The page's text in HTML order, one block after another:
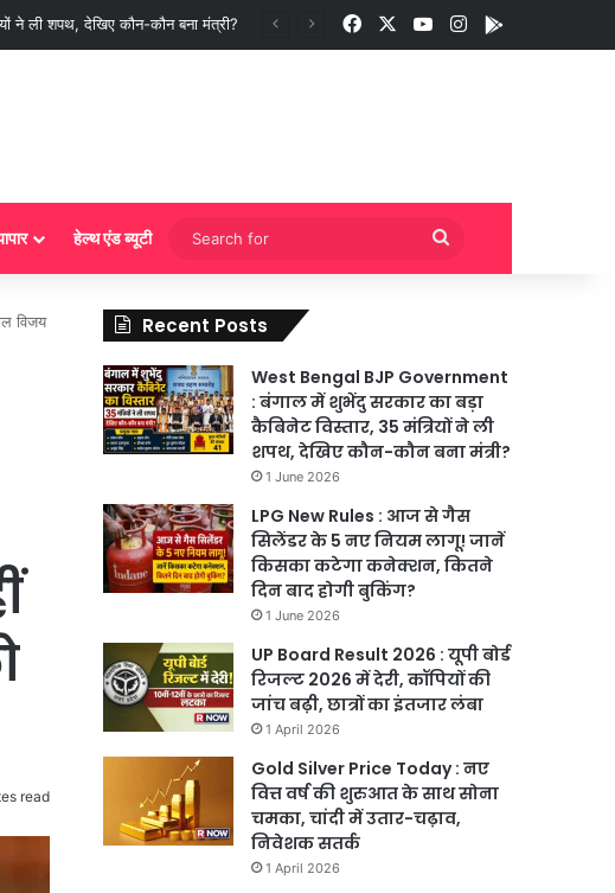
बाद होगी बुकिंग? FacebookYouTubeInstagram
हेल्थ एंड ब्यूटी
Search
for
विजय
read
Recent Posts
West Bengal BJP Government
: बंगाल में शुभेंदु सरकार का बड़ा
कैबिनेट विस्तार, 35 मंत्रियों ने ली
शपथ, देखिए कौन-कौन बना मंत्री?
1 June 2026
LPG New Rules : आज से गैस
सिलेंडर के 5 नए नियम लागू! जानें
किसका कटेगा कनेक्शन, कितने
दिन बाद होगी बुकिंग?
1 June 2026
UP Board Result 2026 : यूपी बोर्ड
रिजल्ट 2026 में देरी, कॉपियों की
जांच बढ़ी, छात्रों का इंतजार लंबा
1 April 2026
Gold Silver Price Today : नए
वित्त वर्ष की शुरुआत के साथ सोना
चमका, चांदी में उतार-चढ़ाव,
निवेशक सतर्क
1 April 2026